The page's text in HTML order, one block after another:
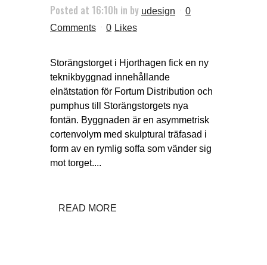
Posted at 16:10h in by udesign
0
Comments
0 Likes
Storängstorget i Hjorthagen fick en ny
teknikbyggnad innehållande
elnätstation för Fortum Distribution och
pumphus till Storängstorgets nya
fontän. Byggnaden är en asymmetrisk
cortenvolym med skulptural träfasad i
form av en rymlig soffa som vänder sig
mot torget....
READ MORE